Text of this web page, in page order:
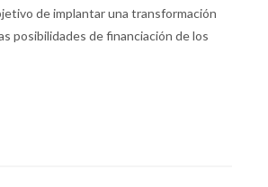
de implantar una transformación
posibilidades de financiación de los